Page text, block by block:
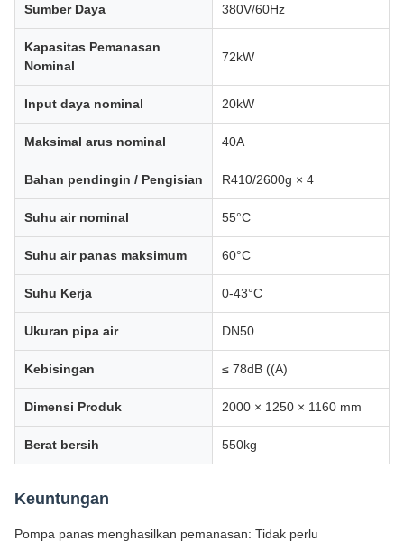
Sumber Daya 380V/60Hz
Kapasitas Pemanasan
Nominal
72kW
Input daya nominal 20kW
Maksimal arus nominal 40A
Bahan pendingin / Pengisian R410/2600g × 4
Suhu air nominal 55°C
Suhu air panas maksimum 60°C
Suhu Kerja 0-43°C
Ukuran pipa air DN50
Kebisingan ≤ 78dB ((A)
Dimensi Produk 2000 × 1250 × 1160 mm
Berat bersih 550kg
Keuntungan
Pompa panas menghasilkan pemanasan: Tidak perlu